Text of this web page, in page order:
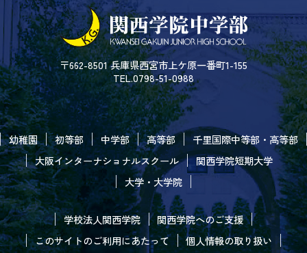
〒662-8501 兵庫県西宮市上ケ原一番町1-155
TEL.0798-51-0988
幼稚園 初等部 中学部 高等部
千里国際中等部・高等部
大阪インターナショナルスクール
関西学院短期大学
大学・大学院
学校法人関西学院
関西学院へのご支援
このサイトのご利用にあたって
個人情報の取り扱い